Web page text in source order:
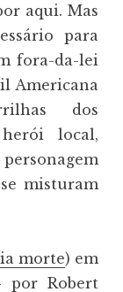
aqui. Mas
para
fora-da-lei
Americana
dos
local,
misturam
morte) em
por Robert